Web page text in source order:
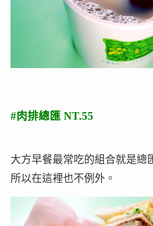
#肉排總匯 NT.55
大方早餐最常吃的組合就是總
所以在這裡也不例外。